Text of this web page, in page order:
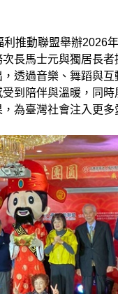
推動聯盟舉辦2026
長馬士元與獨居長
透過音樂、舞蹈與
到陪伴與溫暖，同
為臺灣社會注入更多